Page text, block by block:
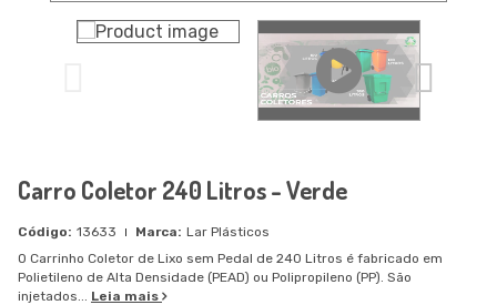
Carro Coletor 240 Litros - Verde
13633
Lar Plásticos
O Carrinho Coletor de Lixo sem Pedal de 240 Litros é fabricado em
Polietileno de Alta Densidade (PEAD) ou Polipropileno (PP). São
injetados... Leia mais